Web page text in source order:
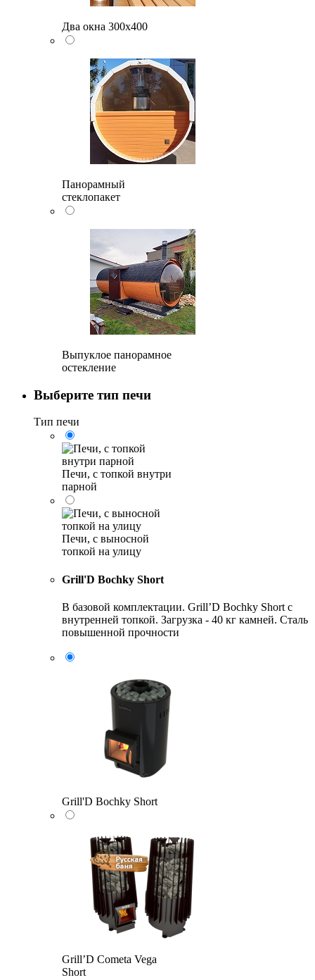
Два окна 300х400
Панорамный
стеклопакет
Выпуклое панорамное
остекление
Выберите тип печи
Тип печи
Печи, с топкой внутри
парной
Печи, с выносной
топкой на улицу
Grill'D Bochky Short
В базовой комплектации. Grill’D Bochky Short с
внутренней топкой. Загрузка - 40 кг камней. Сталь
повышенной прочности
Grill'D Bochky Short
Grill’D Cometa Vega
Short